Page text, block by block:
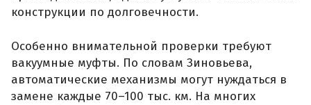
конструкции по долговечности.
Особенно внимательной проверки требуют
вакуумные муфты. По словам Зиновьева,
автоматические механизмы могут нуждаться в
замене каждые 70–100 тыс. км. На многих